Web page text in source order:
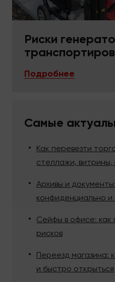
Риски
Подробнее
Самые
Как перевезти
стеллажи, витрины,
Архивы и
конфиденциально и
Сейфы в офисе: как
рисков
Переезд магазина:
и быстро открыться